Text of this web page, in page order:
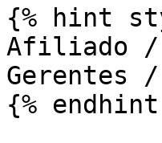
{% hint
Afiliado /
Gerentes
{%